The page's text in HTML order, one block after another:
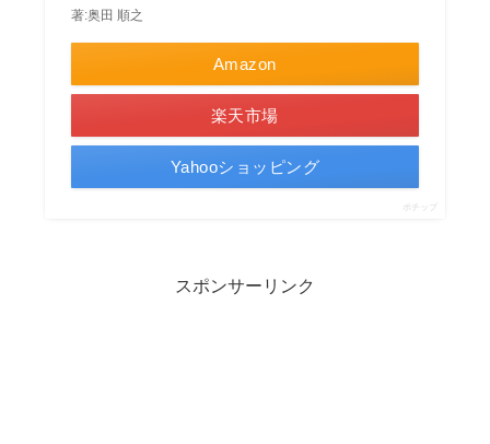
著:奥田 順之
Amazon
楽天市場
Yahooショッピング
ポチップ
スポンサーリンク